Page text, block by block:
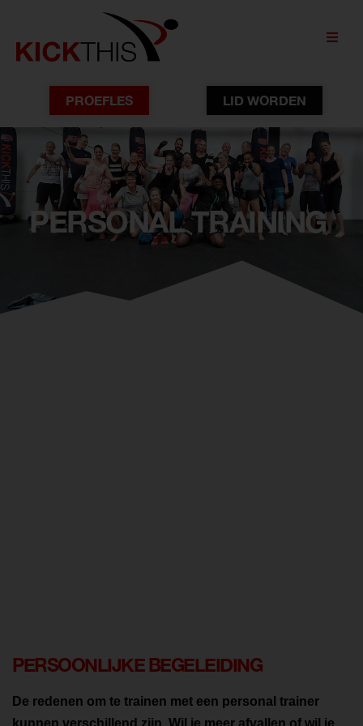
PROEFLES LID WORDEN
PERSONAL TRAINING
PERSOONLIJKE BEGELEIDING
De redenen om te trainen met een personal trainer